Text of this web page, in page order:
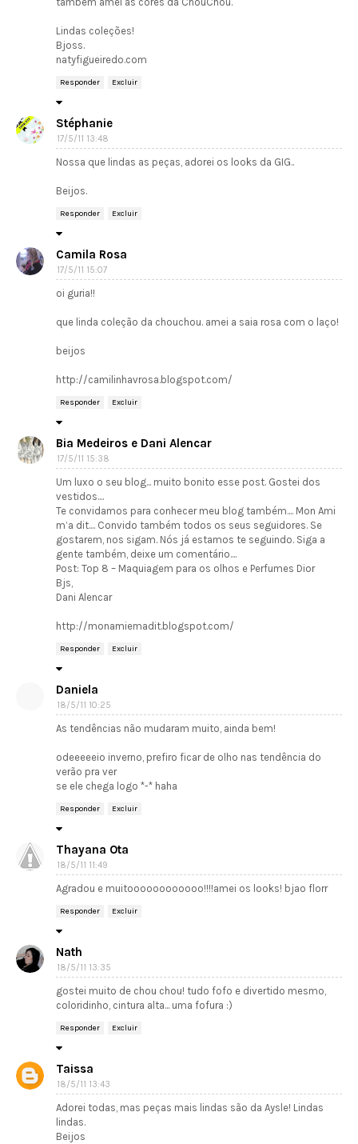
Lindas coleções!
Bjoss.
natyfigueiredo.com
Responder Excluir
Stéphanie
17/5/11 13:48
Nossa que lindas as peças, adorei os looks da GIG..
Beijos.
Responder Excluir
Camila Rosa
17/5/11 15:07
oi guria!!
que linda coleção da chouchou. amei a saia rosa com o laço!
beijos
http://camilinhavrosa.blogspot.com/
Responder Excluir
Bia Medeiros e Dani Alencar
17/5/11 15:38
Um luxo o seu blog... muito bonito esse post. Gostei dos
vestidos....
Te convidamos para conhecer meu blog também.... Mon Ami
m’a dit.... Convido também todos os seus seguidores. Se
gostarem, nos sigam. Nós já estamos te seguindo. Siga a
gente também, deixe um comentário....
Post: Top 8 – Maquiagem para os olhos e Perfumes Dior
Bjs,
Dani Alencar
http://monamiemadit.blogspot.com/
Responder Excluir
Daniela
18/5/11 10:25
As tendências não mudaram muito, ainda bem!
odeeeeeio inverno, prefiro ficar de olho nas tendência do
verão pra ver
se ele chega logo *-* haha
Responder Excluir
Thayana Ota
18/5/11 11:49
Agradou e muitoooooooooooo!!!!amei os looks! bjao florr
Responder Excluir
Nath
18/5/11 13:35
gostei muito de chou chou! tudo fofo e divertido mesmo,
coloridinho, cintura alta... uma fofura :)
Responder Excluir
Taissa
18/5/11 13:43
Adorei todas, mas peças mais lindas são da Aysle! Lindas
lindas.
Beijos